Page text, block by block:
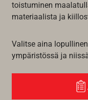
toistuminen
materiaalista ja
Valitse aina
ympäristössä ja